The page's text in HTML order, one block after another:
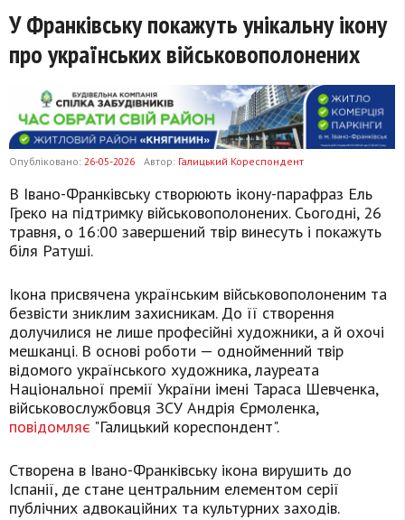
У Франківську покажуть унікальну ікону
про українських військовополонених
Опубліковано: 26-05-2026 Автор: Галицький Кореспондент
В Івано-Франківську створюють ікону-парафраз Ель
Греко на підтримку військовополонених. Сьогодні, 26
травня, о 16:00 завершений твір винесуть і покажуть
біля Ратуші.
Ікона присвячена українським військовополоненим та
безвісти зниклим захисникам. До її створення
долучилися не лише професійні художники, а й охочі
мешканці. В основі роботи — однойменний твір
відомого українського художника, лауреата
Національної премії України імені Тараса Шевченка,
військовослужбовця ЗСУ Андрія Єрмоленка,
повідомляє "Галицький кореспондент".
Створена в Івано-Франківську ікона вирушить до
Іспанії, де стане центральним елементом серії
публічних адвокаційних та культурних заходів.